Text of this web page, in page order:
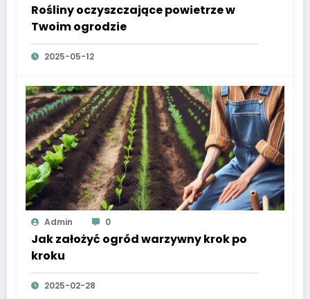
Rośliny oczyszczające powietrze w
Twoim ogrodzie
2025-05-12
Admin 0
Jak założyć ogród warzywny krok po
kroku
2025-02-28